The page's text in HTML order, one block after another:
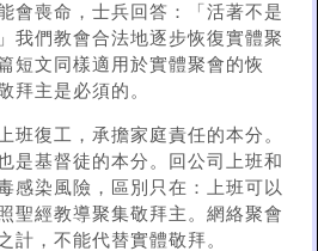
會喪命，士兵回答：「活著不是
我們教會合法地逐步恢復實體聚
短文同樣適用於實體聚會的恢
拜主是必須的。
班復工，承擔家庭責任的本分。
是基督徒的本分。回公司上班和
感染風險，區別只在：上班可以
聖經教導聚集敬拜主。網絡聚會
計，不能代替實體敬拜。